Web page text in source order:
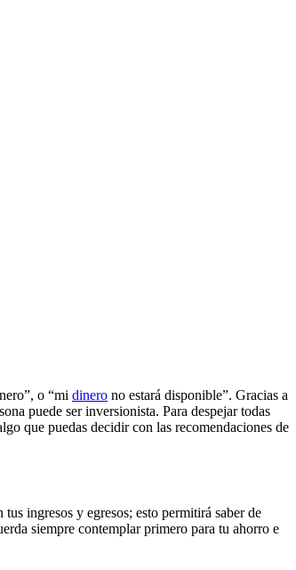
o “mi dinero no estará disponible”. Gracias a
puede ser inversionista. Para despejar todas
que puedas decidir con las recomendaciones de
ingresos y egresos; esto permitirá saber de
siempre contemplar primero para tu ahorro e